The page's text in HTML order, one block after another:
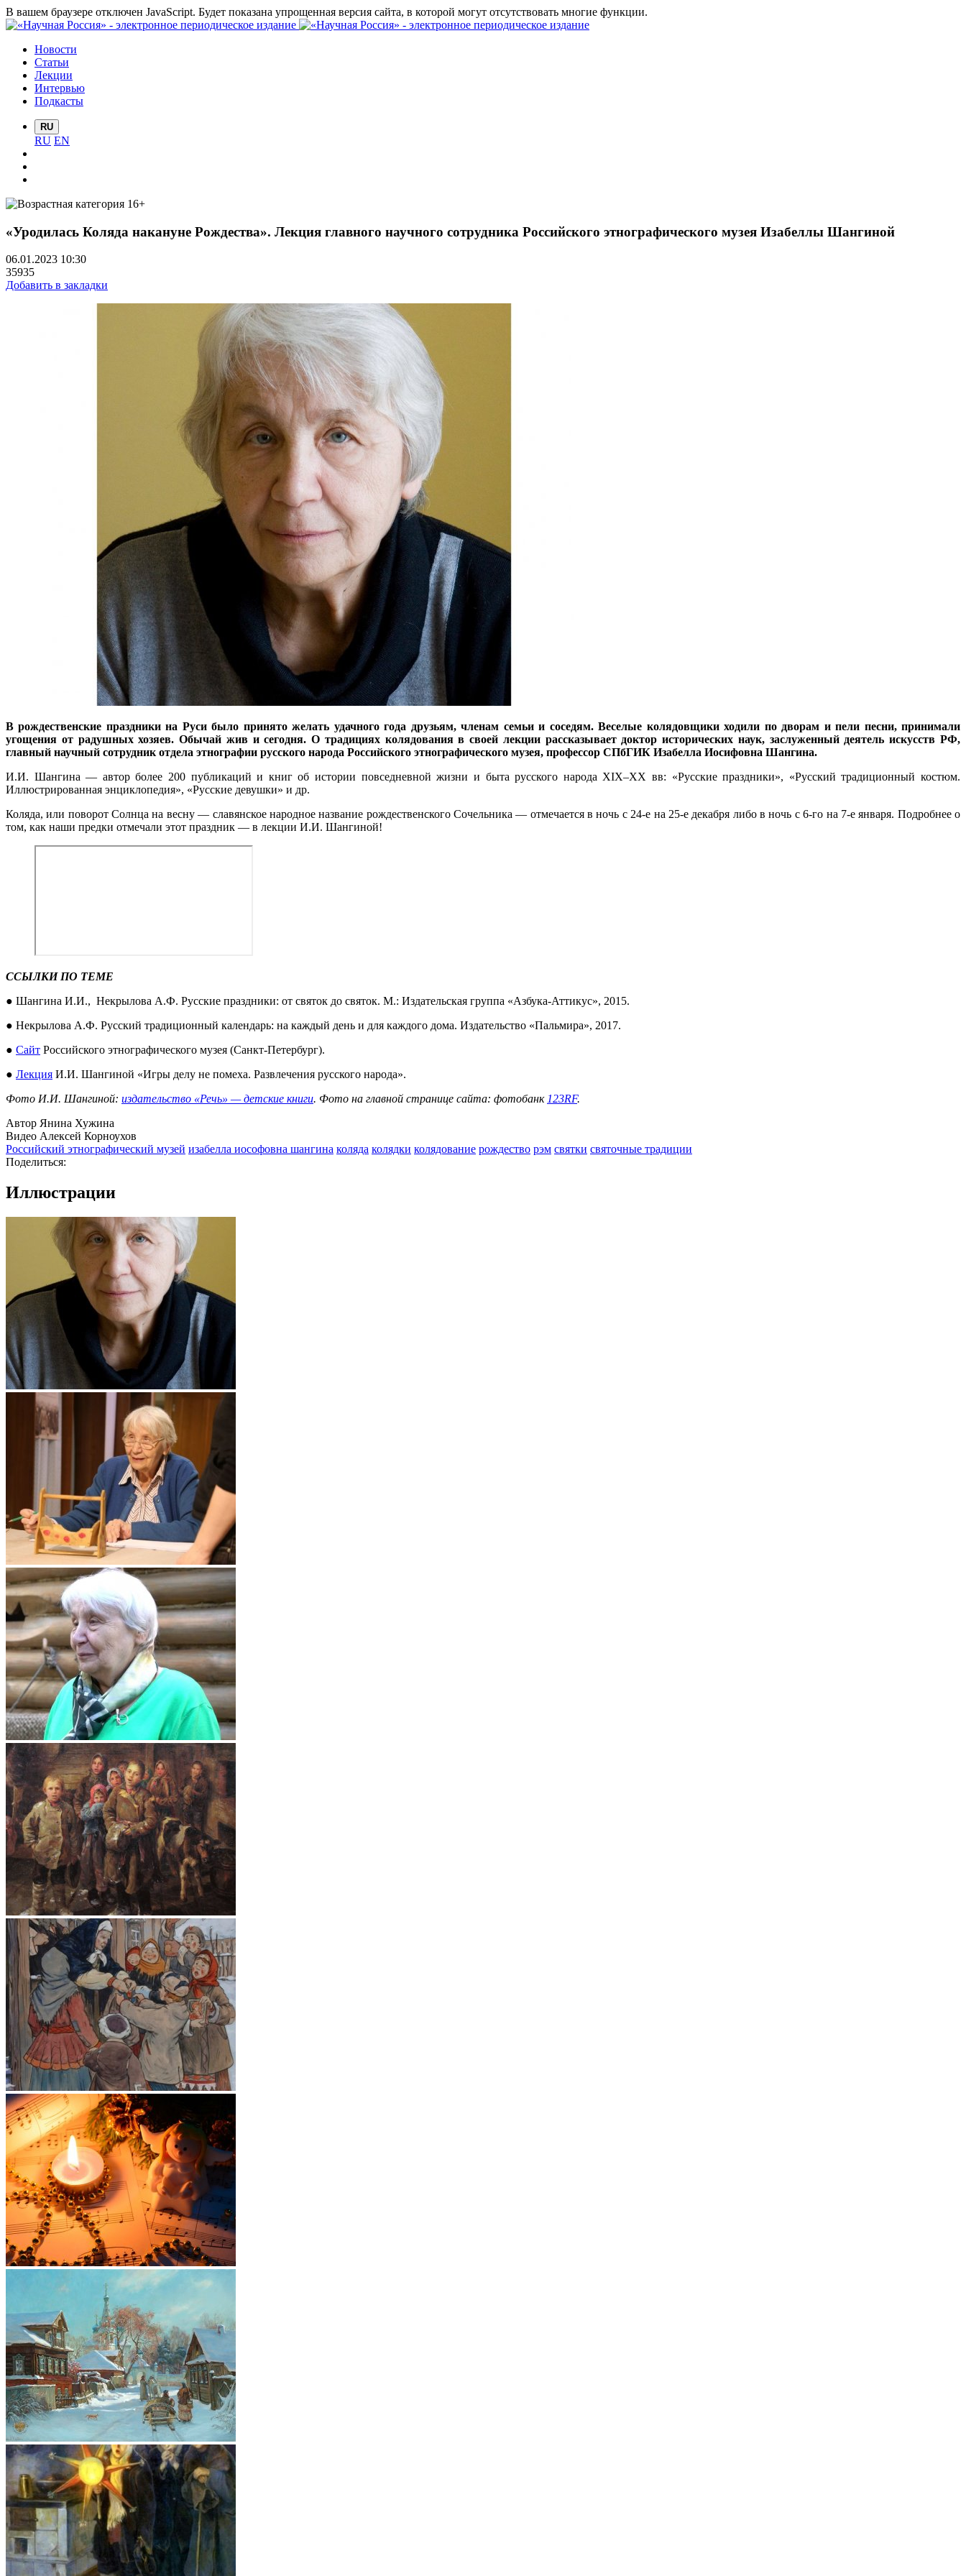
В вашем браузере отключен JavaScript. Будет показана упрощенная версия сайта, в которой могут отсутствовать многие функции.
Новости
Статьи
Лекции
Интервью
Подкасты
RU
RU EN
«Уродилась Коляда накануне Рождества». Лекция главного научного сотрудника Российского этнографического музея Изабеллы Шангиной
06.01.2023 10:30
35935
Добавить в закладки
В рождественские праздники на Руси было принято желать удачного года друзьям, членам семьи и соседям. Веселые колядовщики ходили по дворам и пели песни, принимали
угощения от радушных хозяев. Обычай жив и сегодня. О традициях колядования в своей лекции рассказывает доктор исторических наук, заслуженный деятель искусств РФ,
главный научный сотрудник отдела этнографии русского народа Российского этнографического музея, профессор СПбГИК Изабелла Иосифовна Шангина.
И.И. Шангина — автор более 200 публикаций и книг об истории повседневной жизни и быта русского народа ХIХ–ХХ вв: «Русские праздники», «Русский традиционный костюм.
Иллюстрированная энциклопедия», «Русские девушки» и др.
Коляда, или поворот Солнца на весну — славянское народное название рождественского Сочельника — отмечается в ночь с 24-е на 25-е декабря либо в ночь с 6-го на 7-е января. Подробнее о
том, как наши предки отмечали этот праздник — в лекции И.И. Шангиной!
ССЫЛКИ ПО ТЕМЕ
● Шангина И.И., Некрылова А.Ф. Русские праздники: от святок до святок. М.: Издательская группа «Азбука-Аттикус», 2015.
● Некрылова А.Ф. Русский традиционный календарь: на каждый день и для каждого дома. Издательство «Пальмира», 2017.
● Сайт Российского этнографического музея (Санкт-Петербург).
● Лекция И.И. Шангиной «Игры делу не помеха. Развлечения русского народа».
Фото И.И. Шангиной: издательство «Речь» — детские книги. Фото на главной странице сайта: фотобанк123RF.
Автор Янина Хужина
Видео Алексей Корноухов
Российский этнографический музей изабелла иософовна шангина коляда колядки колядование рождество рэм святки святочные традиции
Поделиться:
Иллюстрации